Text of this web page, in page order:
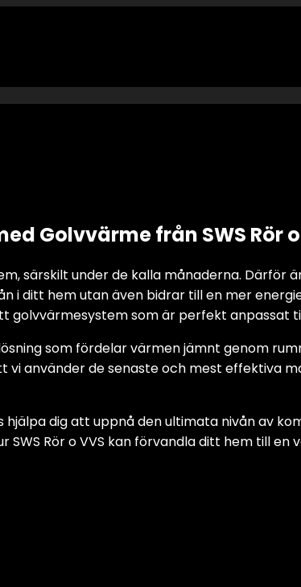
Golvvärme från SWS Rör o
särskilt under de kalla månaderna.
i ditt hem utan även bidrar till en mer
som är perfekt anpassat
som fördelar värmen jämnt genom
använder de senaste och mest effektiva
dig att uppnå den ultimata nivån av
Rör o VVS kan förvandla ditt hem till